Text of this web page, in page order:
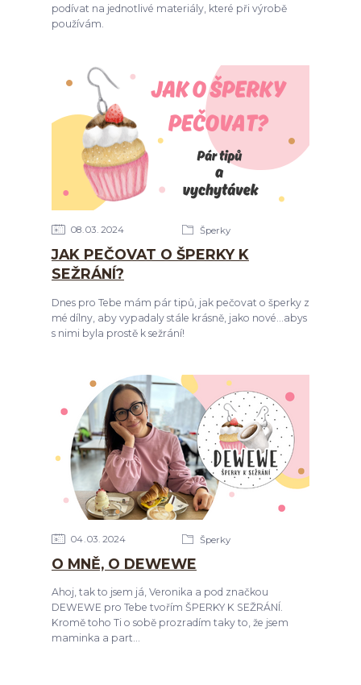
podívat na jednotlivé materiály, které při výrobě
používám.
08 03 2024 Šperky
JAK PEČOVAT O ŠPERKY K
SEŽRÁNÍ?
Dnes pro Tebe mám pár tipů, jak pečovat o šperky z
mé dílny, aby vypadaly stále krásně, jako nové...abys
s nimi byla prostě k sežrání!
04 03 2024 Šperky
O MNĚ, O DEWEWE
Ahoj, tak to jsem já, Veronika a pod značkou
DEWEWE pro Tebe tvořím ŠPERKY K SEŽRÁNÍ.
Kromě toho Ti o sobě prozradím taky to, že jsem
maminka a part...